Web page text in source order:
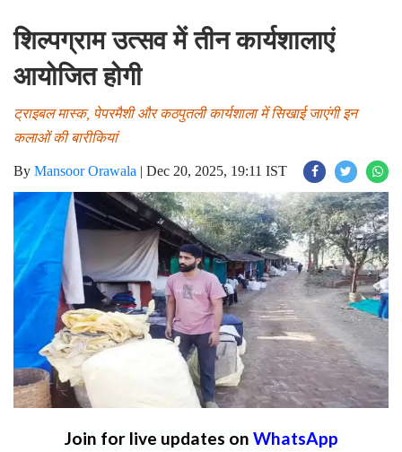
शिल्पग्राम उत्सव में तीन कार्यशालाएं
आयोजित होगी
ट्राइबल मास्क, पेपरमैशी और कठपुतली कार्यशाला में सिखाई जाएंगी इन
कलाओं की बारीकियां
By Mansoor Orawala | Dec 20, 2025, 19:11 IST
Join for live updates on WhatsApp